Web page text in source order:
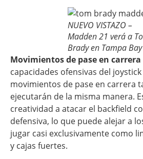
NUEVO VISTAZO –
Madden 21 verá a
Brady en Tampa Bay
Movimientos de pase en carrera
capacidades ofensivas del
movimientos de pase en carrera
ejecutarán de la misma manera.
creatividad a atacar el backfield
defensiva, lo que puede alejar a
jugar casi exclusivamente como
y cajas fuertes.